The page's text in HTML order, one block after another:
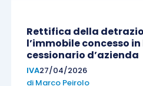
Rettifica della
l’immobile concesso
cessionario d’azienda
IVA27/04/2026
di Marco Peirolo